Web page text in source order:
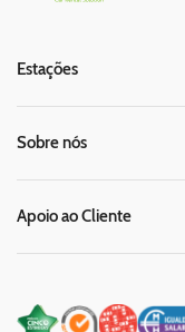
Estações
Sobre nós
Apoio ao Cliente